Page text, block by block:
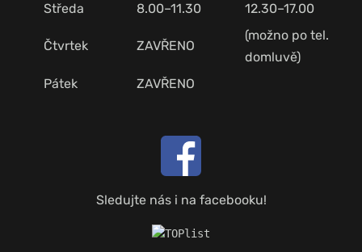
Středa
8.00–11.30 12.30–17.00
Čtvrtek ZAVŘENO
(možno po tel.
domluvě)
Pátek
ZAVŘENO
Sledujte nás i na facebooku!